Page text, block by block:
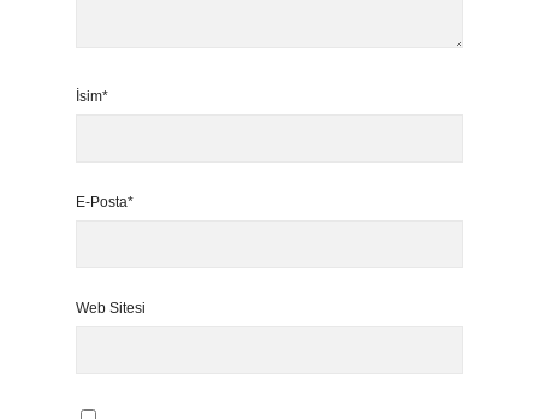
İsim*
E-Posta*
Web Sitesi